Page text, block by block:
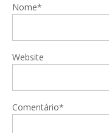
Nome*
Website
Comentário*